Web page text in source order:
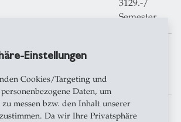
Einstellungen
Cookies/Targeting und
Daten, um
zu messen bzw. den Inhalt unserer
Da wir Ihre Privatsphäre
3129.-/
Semester
CHF